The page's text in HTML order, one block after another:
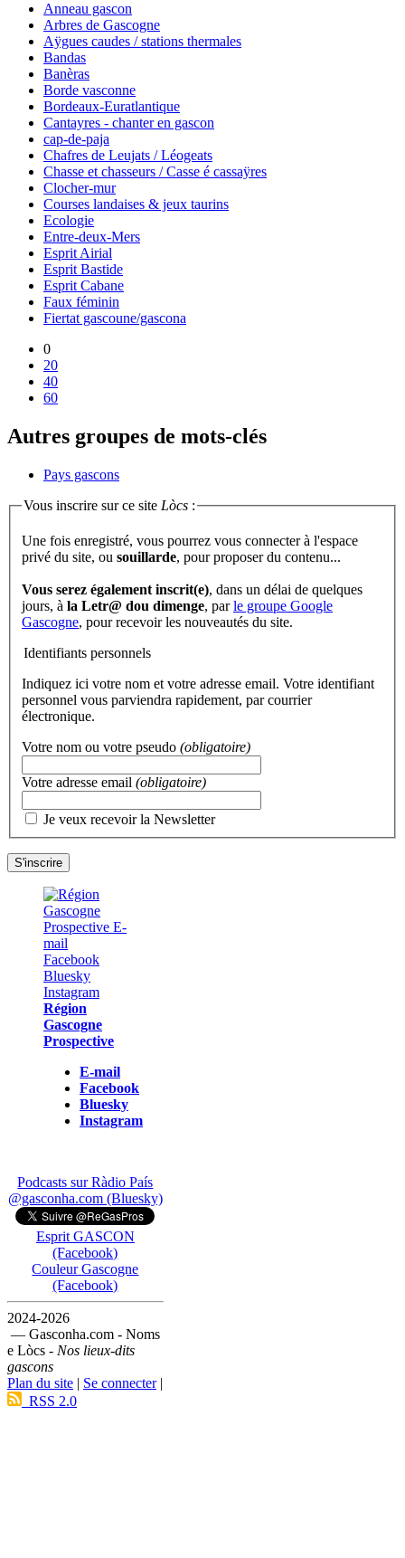
Anneau gascon
Arbres de Gascogne
Aÿgues caudes / stations thermales
Bandas
Banèras
Borde vasconne
Bordeaux-Euratlantique
Cantayres - chanter en gascon
cap-de-paja
Chafres de Leujats / Léogeats
Chasse et chasseurs / Casse é cassaÿres
Clocher-mur
Courses landaises & jeux taurins
Ecologie
Entre-deux-Mers
Esprit Airial
Esprit Bastide
Esprit Cabane
Faux féminin
Fiertat gascoune/gascona
0
20
40
60
Autres groupes de mots-clés
Pays gascons
Vous inscrire sur ce site Lòcs :
Une fois enregistré, vous pourrez vous connecter à l'espace
privé du site, ou souillarde , pour proposer du contenu...
Vous serez également inscrit(e), dans un délai de quelques
jours, à la Letr@ dou dimenge, parle groupe Google
Gascogne, pour recevoir les nouveautés du site.
Identifiants personnels
Indiquez ici votre nom et votre adresse email. Votre identifiant
personnel vous parviendra rapidement, par courrier
électronique.
Votre nom ou votre pseudo (obligatoire)
Votre adresse email (obligatoire)
Je veux recevoir la Newsletter
Région
Gascogne
Prospective
E-mail
Facebook
Bluesky
Instagram
Podcasts sur Ràdio País
@gasconha.com (Bluesky)
Esprit GASCON
(Facebook)
Couleur Gascogne
(Facebook)
2024-2026
— Gasconha.com - Noms
e Lòcs - Nos lieux-dits
gascons
Plan du site | Se connecter|
RSS 2.0